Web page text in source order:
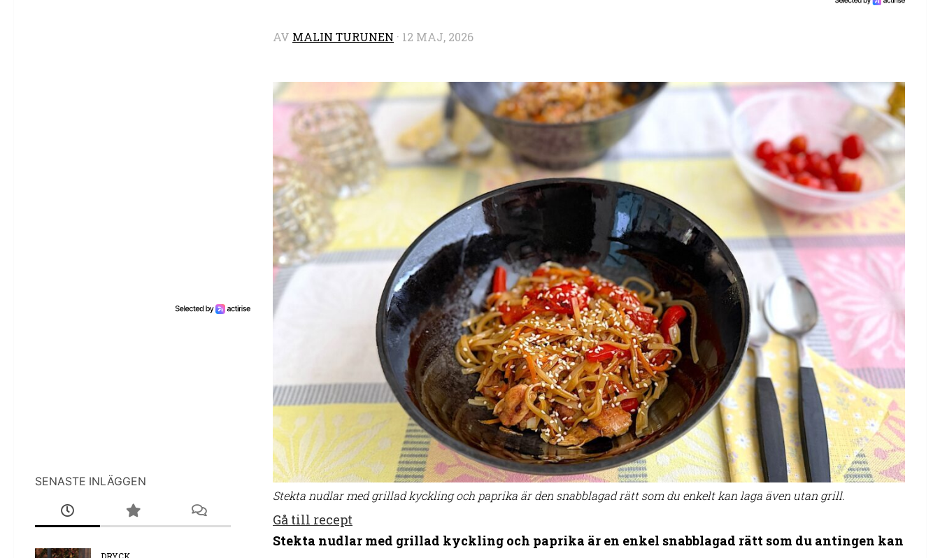
AV MALIN TURUNEN · 12 MAJ, 2026
Stekta nudlar med grillad kyckling och paprika är den snabblagad rätt som du enkelt kan laga även utan grill.
Gå till recept
Stekta nudlar med grillad kyckling och paprika är en enkel snabblagad rätt som du antingen kan
SENASTE INLÄGGEN